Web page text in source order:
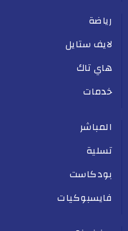
رياضة
لايف ستايل
هاي تاك
خدمات
المباشر
تسلية
بودكاست
فايسبوكيات